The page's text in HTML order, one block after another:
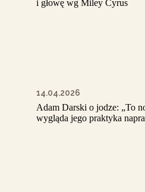
i głowę wg Miley Cyrus
14.04.2026
Adam Darski o jodze: „To
wygląda jego praktyka